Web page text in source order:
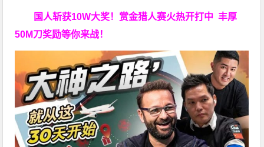
国人斩获10W大奖！ 赏金猎人赛火热开打中 丰厚
50M刀奖励等你来战！